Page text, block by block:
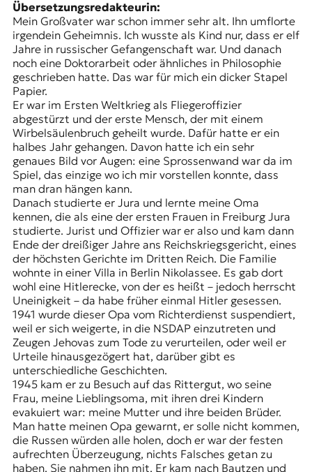
Übersetzungsredakteurin:
Mein Großvater war schon immer sehr alt. Ihn umflorte
irgendein Geheimnis. Ich wusste als Kind nur, dass er elf
Jahre in russischer Gefangenschaft war. Und danach
noch eine Doktorarbeit oder ähnliches in Philosophie
geschrieben hatte. Das war für mich ein dicker Stapel
Papier.
Er war im Ersten Weltkrieg als Fliegeroffizier
abgestürzt und der erste Mensch, der mit einem
Wirbelsäulenbruch geheilt wurde. Dafür hatte er ein
halbes Jahr gehangen. Davon hatte ich ein sehr
genaues Bild vor Augen: eine Sprossenwand war da im
Spiel, das einzige wo ich mir vorstellen konnte, dass
man dran hängen kann.
Danach studierte er Jura und lernte meine Oma
kennen, die als eine der ersten Frauen in Freiburg Jura
studierte. Jurist und Offizier war er also und kam dann
Ende der dreißiger Jahre ans Reichskriegsgericht, eines
der höchsten Gerichte im Dritten Reich. Die Familie
wohnte in einer Villa in Berlin Nikolassee. Es gab dort
wohl eine Hitlerecke, von der es heißt – jedoch herrscht
Uneinigkeit – da habe früher einmal Hitler gesessen.
1941 wurde dieser Opa vom Richterdienst suspendiert,
weil er sich weigerte, in die NSDAP einzutreten und
Zeugen Jehovas zum Tode zu verurteilen, oder weil er
Urteile hinausgezögert hat, darüber gibt es
unterschiedliche Geschichten.
1945 kam er zu Besuch auf das Rittergut, wo seine
Frau, meine Lieblingsoma, mit ihren drei Kindern
evakuiert war: meine Mutter und ihre beiden Brüder.
Man hatte meinen Opa gewarnt, er solle nicht kommen,
die Russen würden alle holen, doch er war der festen
aufrechten Überzeugung, nichts Falsches getan zu
haben. Sie nahmen ihn mit. Er kam nach Bautzen und